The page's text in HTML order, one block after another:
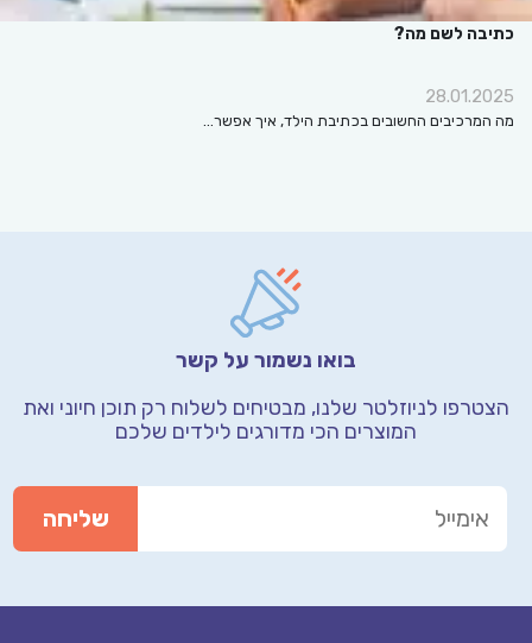
כתיבה לשם מה?
28.01.2025
מה המרכיבים החשובים בכתיבת הילד, איך אפשר…
בואו נשמור על קשר
הצטרפו לניוזלטר שלנו, מבטיחים לשלוח רק תוכן חיוני ואת
המוצרים הכי מדורגים לילדים שלכם